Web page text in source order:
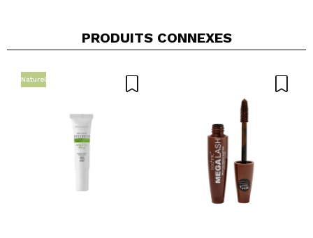
PRODUITS CONNEXES
Naturel